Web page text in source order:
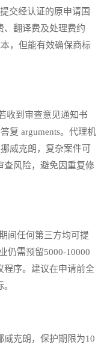
交经认证的原申请国
、翻译费及处理费约
，但能有效确保商标
到审查意见通知书
复 arguments。代理机
威克朗，复杂案件可
查风险，避免因重复修
任何第三方均可提
仍需预留5000-10000
程序。建议在申请前全
克朗，保护期限为10